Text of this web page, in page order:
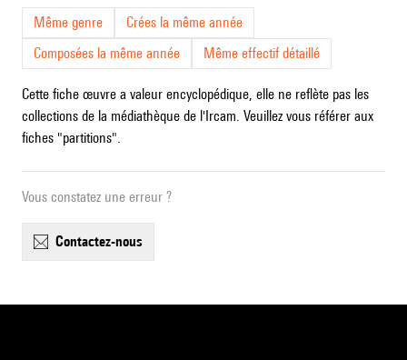
Même genre
Crées la même année
Composées la même année
Même effectif détaillé
Cette fiche œuvre a valeur encyclopédique, elle ne reflète pas les
collections de la médiathèque de l'Ircam. Veuillez vous référer aux
fiches "partitions".
Vous constatez une erreur ?
contactez-nous